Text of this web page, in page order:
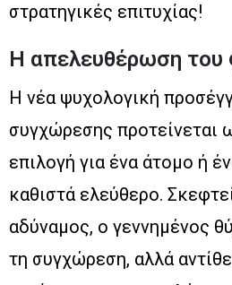
στρατηγικές επιτυχίας!
Η απελευθέρωση του
Η νέα ψυχολογική
συγχώρεσης προτείνεται
επιλογή για ένα άτομο ή
καθιστά ελεύθερο.
αδύναμος, ο γεννημένος
τη συγχώρεση, αλλά